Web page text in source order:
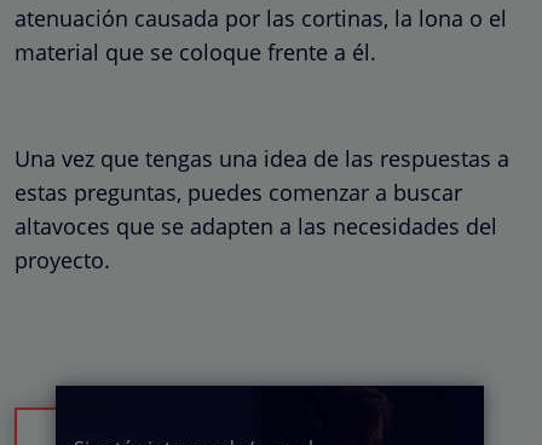
atenuación causada por las cortinas, la lona o el
material que se coloque frente a él.
Una vez que tengas una idea de las respuestas a
estas preguntas, puedes comenzar a buscar
altavoces que se adapten a las necesidades del
proyecto.